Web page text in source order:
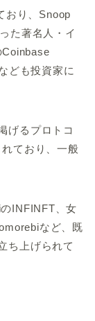
おり、Snoop
た著名人・イ
Coinbase
ども投資家に
げるプロトコ
ており、一般
INFINFT、女
など、既
ち上げられて